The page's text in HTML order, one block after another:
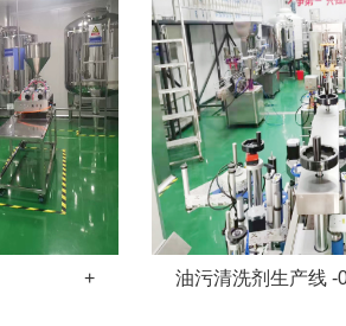
油污清洗剂生产线 -05